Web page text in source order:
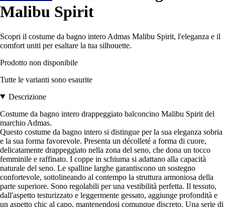
Malibu Spirit
Scopri il costume da bagno intero Admas Malibu Spirit, l'eleganza e il
comfort uniti per esaltare la tua silhouette.
Prodotto non disponibile
Tutte le varianti sono esaurite
Descrizione
Costume da bagno intero drappeggiato balconcino Malibu Spirit del
marchio Admas.
Questo costume da bagno intero si distingue per la sua eleganza sobria
e la sua forma favorevole. Presenta un décolleté a forma di cuore,
delicatamente drappeggiato nella zona del seno, che dona un tocco
femminile e raffinato. I coppe in schiuma si adattano alla capacità
naturale del seno. Le spalline larghe garantiscono un sostegno
confortevole, sottolineando al contempo la struttura armoniosa della
parte superiore. Sono regolabili per una vestibilità perfetta. Il tessuto,
dall'aspetto testurizzato e leggermente gessato, aggiunge profondità e
un aspetto chic al capo, mantenendosi comunque discreto. Una serie di